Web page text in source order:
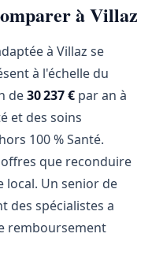
à Villaz
à Villaz se
à l'échelle du
de30 237 € par an à
et des soins
100 % Santé.
que reconduire
local. Un senior de
des spécialistes a
remboursement